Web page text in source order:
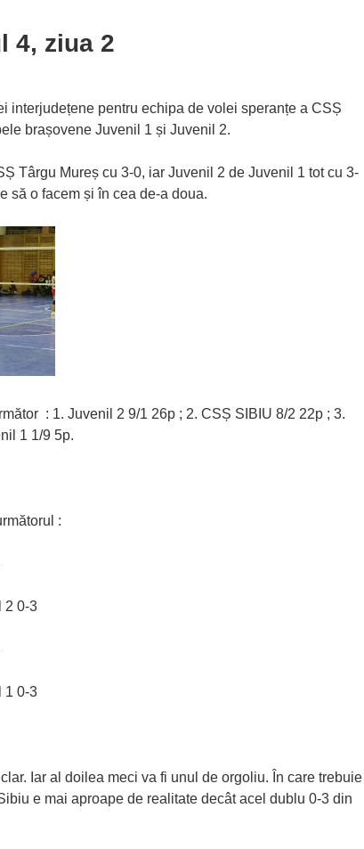
4, ziua 2
interjudețene pentru echipa de volei speranțe a CSȘ
brașovene Juvenil 1 și Juvenil 2.
Târgu Mureș cu 3-0, iar Juvenil 2 de Juvenil 1 tot cu 3-
să o facem și în cea de-a doua.
: 1. Juvenil 2 9/1 26p ; 2. CSȘ SIBIU 8/2 22p ; 3.
1 1/9 5p.
:
2 0-3
1 0-3
Iar al doilea meci va fi unul de orgoliu. În care trebuie
e mai aproape de realitate decât acel dublu 0-3 din